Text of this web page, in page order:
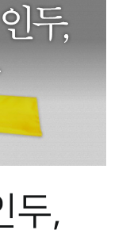
두,